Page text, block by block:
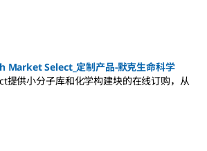
Market Select_定制产品-默克生命科学
供小分子库和化学构建块的在线订购，从